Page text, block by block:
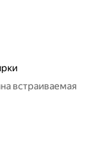
встраиваемая